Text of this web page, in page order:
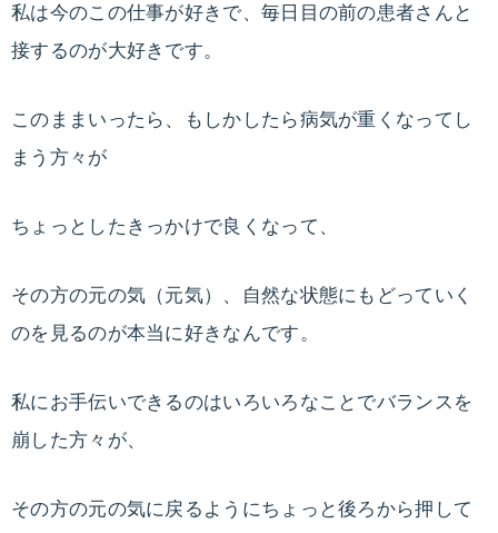
私は今のこの仕事が好きで、毎日目の前の患者さんと
接するのが大好きです。
このままいったら、もしかしたら病気が重くなってし
まう方々が
ちょっとしたきっかけで良くなって、
その方の元の気（元気）、自然な状態にもどっていく
のを見るのが本当に好きなんです。
私にお手伝いできるのはいろいろなことでバランスを
崩した方々が、
その方の元の気に戻るようにちょっと後ろから押して